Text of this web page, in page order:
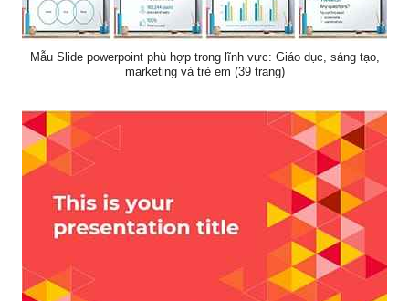
Mẫu Slide powerpoint phù hợp trong lĩnh vực: Giáo dục, sáng tạo,
marketing và trẻ em (39 trang)